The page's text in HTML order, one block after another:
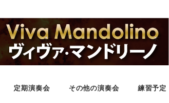
定期演奏会 その他の演奏会 練習予定